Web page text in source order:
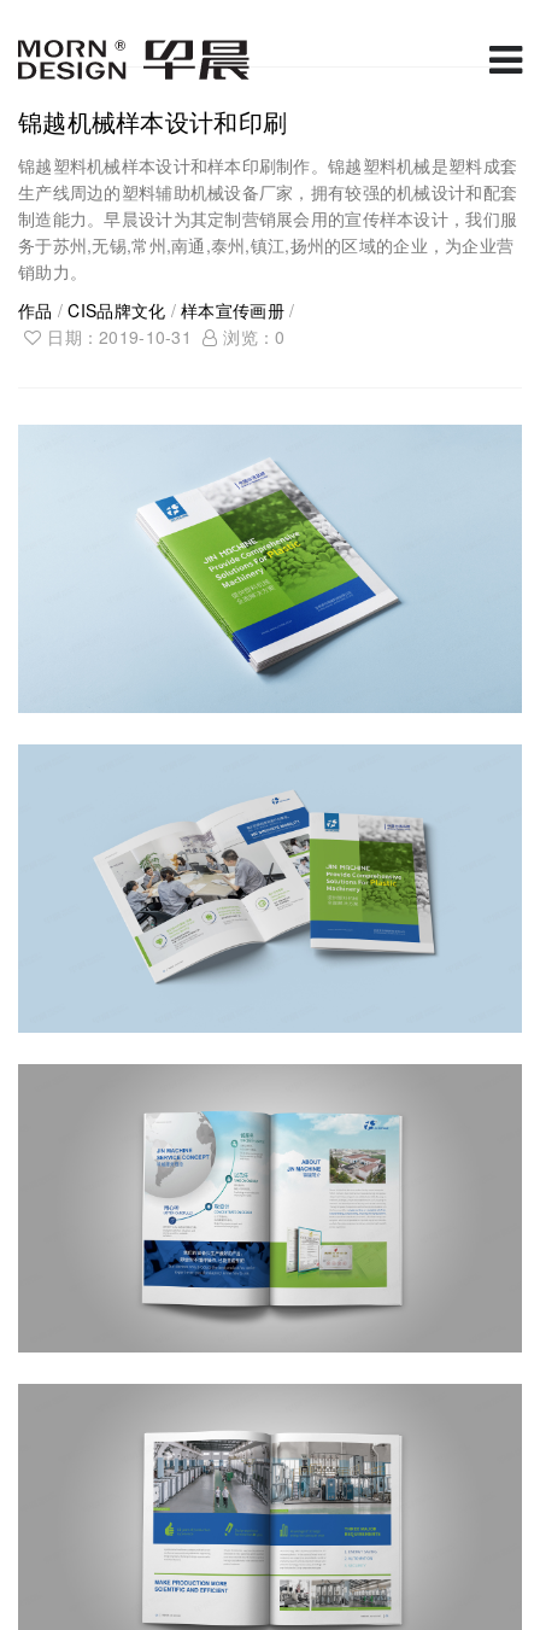
锦越机械样本设计和印刷
锦越塑料机械样本设计和样本印刷制作。锦越塑料机械是塑料成套
生产线周边的塑料辅助机械设备厂家，拥有较强的机械设计和配套
制造能力。早晨设计为其定制营销展会用的宣传样本设计，我们服
务于苏州,无锡,常州,南通,泰州,镇江,扬州的区域的企业，为企业营
销助力。
作品 /CIS品牌文化 /样本宣传画册/
日期：2019-10-31
浏览：0